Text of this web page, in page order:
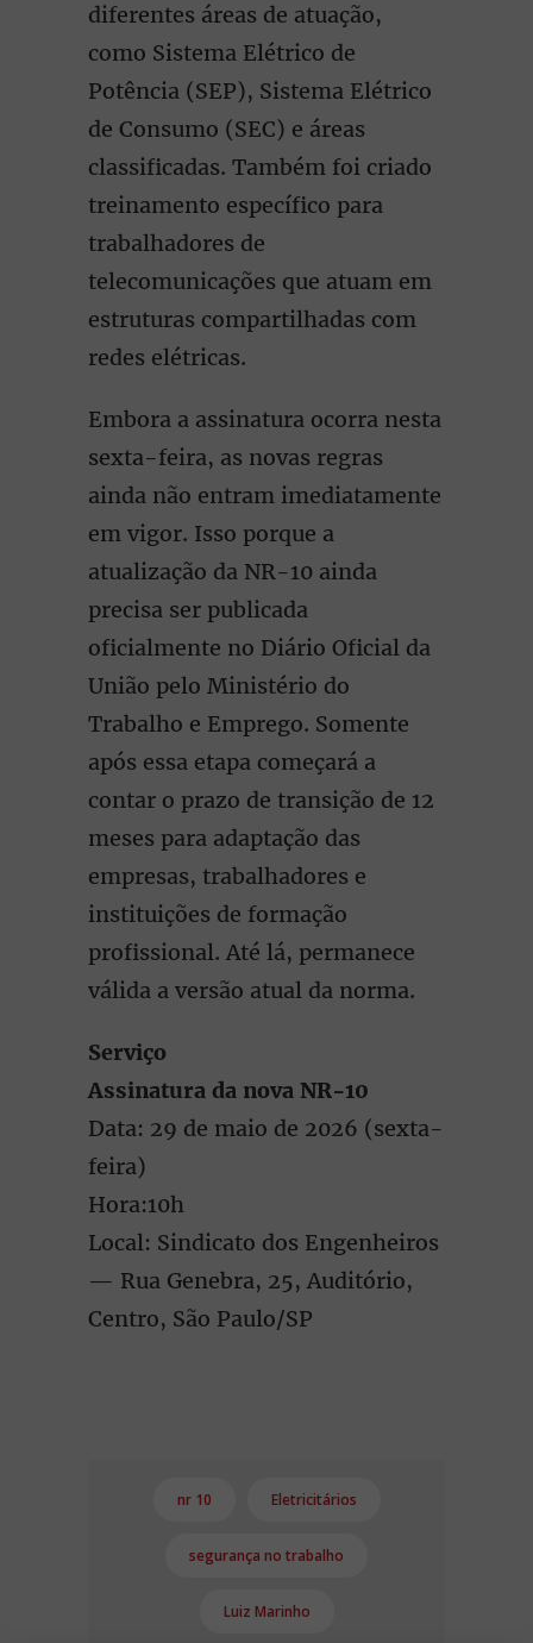
diferentes áreas de atuação,
como Sistema Elétrico de
Potência (SEP), Sistema Elétrico
de Consumo (SEC) e áreas
classificadas. Também foi criado
treinamento específico para
trabalhadores de
telecomunicações que atuam em
estruturas compartilhadas com
redes elétricas.
Embora a assinatura ocorra nesta
sexta-feira, as novas regras
ainda não entram imediatamente
em vigor. Isso porque a
atualização da NR-10 ainda
precisa ser publicada
oficialmente no Diário Oficial da
União pelo Ministério do
Trabalho e Emprego. Somente
após essa etapa começará a
contar o prazo de transição de 12
meses para adaptação das
empresas, trabalhadores e
instituições de formação
profissional. Até lá, permanece
válida a versão atual da norma.
Serviço
Assinatura da nova NR-10
Data: 29 de maio de 2026 (sexta-
feira)
Hora:10h
Local: Sindicato dos Engenheiros
— Rua Genebra, 25, Auditório,
Centro, São Paulo/SP
nr 10 Eletricitários
segurança no trabalho
Luiz Marinho